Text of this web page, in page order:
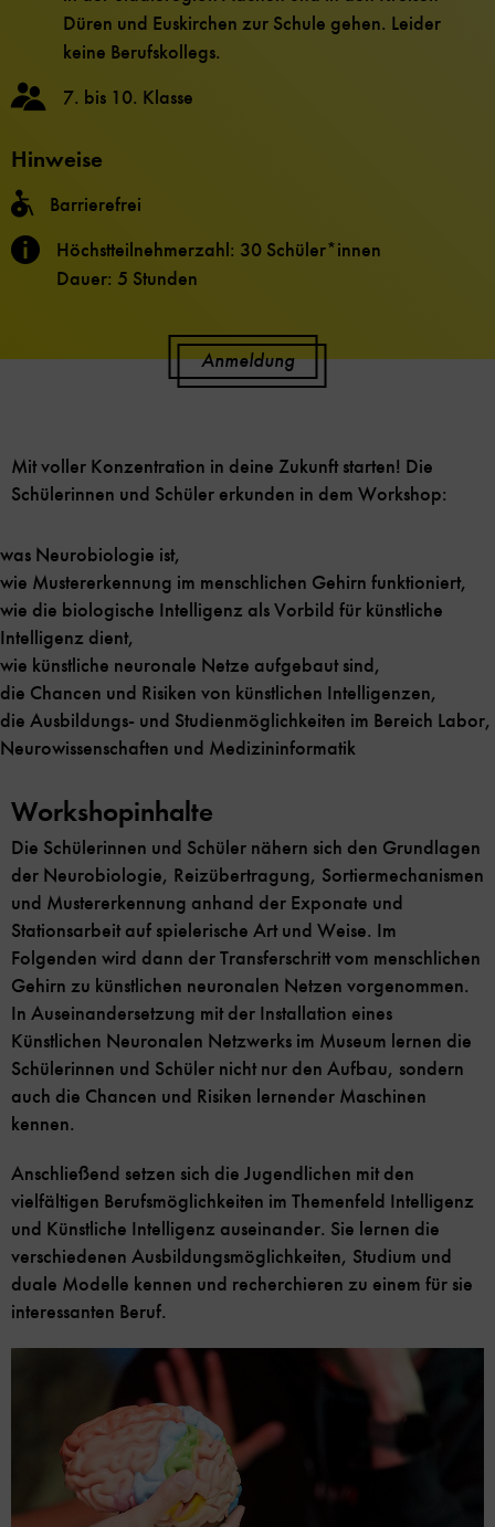
Düren und Euskirchen zur Schule gehen. Leider
keine Berufskollegs.
7. bis 10. Klasse
Hinweise
Barrierefrei
Höchstteilnehmerzahl: 30 Schüler*innen
Dauer: 5 Stunden
Anmeldung
Mit voller Konzentration in deine Zukunft starten! Die
Schülerinnen und Schüler erkunden in dem Workshop:
was Neurobiologie ist,
wie Mustererkennung im menschlichen Gehirn funktioniert,
wie die biologische Intelligenz als Vorbild für künstliche
Intelligenz dient,
wie künstliche neuronale Netze aufgebaut sind,
die Chancen und Risiken von künstlichen Intelligenzen,
die Ausbildungs- und Studienmöglichkeiten im Bereich Labor,
Neurowissenschaften und Medizininformatik
Workshopinhalte
Die Schülerinnen und Schüler nähern sich den Grundlagen
der Neurobiologie, Reizübertragung, Sortiermechanismen
und Mustererkennung anhand der Exponate und
Stationsarbeit auf spielerische Art und Weise. Im
Folgenden wird dann der Transferschritt vom menschlichen
Gehirn zu künstlichen neuronalen Netzen vorgenommen.
In Auseinandersetzung mit der Installation eines
Künstlichen Neuronalen Netzwerks im Museum lernen die
Schülerinnen und Schüler nicht nur den Aufbau, sondern
auch die Chancen und Risiken lernender Maschinen
kennen.
Anschließend setzen sich die Jugendlichen mit den
vielfältigen Berufsmöglichkeiten im Themenfeld Intelligenz
und Künstliche Intelligenz auseinander. Sie lernen die
verschiedenen Ausbildungsmöglichkeiten, Studium und
duale Modelle kennen und recherchieren zu einem für sie
interessanten Beruf.